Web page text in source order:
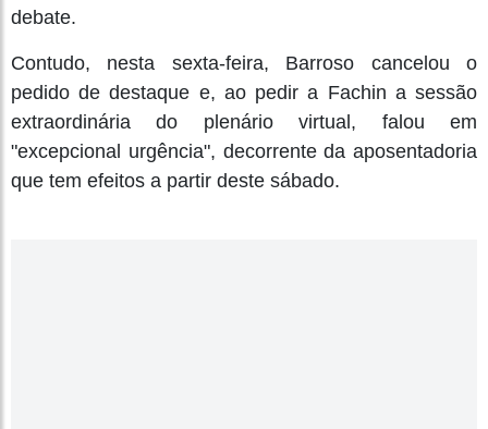
debate.
Contudo, nesta sexta-feira, Barroso cancelou o
pedido de destaque e, ao pedir a Fachin a sessão
extraordinária do plenário virtual, falou em
"excepcional urgência", decorrente da aposentadoria
que tem efeitos a partir deste sábado.